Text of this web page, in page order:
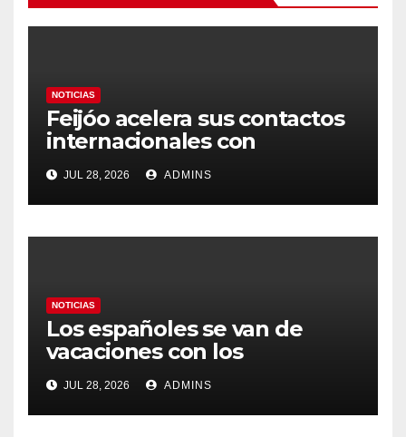
NOTICIAS
Feijóo acelera sus contactos
internacionales con
Latinoamérica como socio
prioritario en su agenda de
gobierno
JUL 28, 2026 ADMINS
NOTICIAS
Los españoles se van de
vacaciones con los
carburantes hasta un 21%
más caros que el año pasado
y los hoteles disparados
JUL 28, 2026 ADMINS